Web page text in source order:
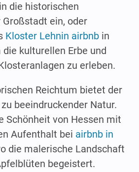
die historischen
ein, oder
Kloster Lehnin airbnb in
die kulturellen Erbe und
zu erleben.
Reichtum bietet der
beeindruckender Natur.
Schönheit von Hessen mit
Aufenthalt bei airbnb in
die malerische Landschaft
begeistert.